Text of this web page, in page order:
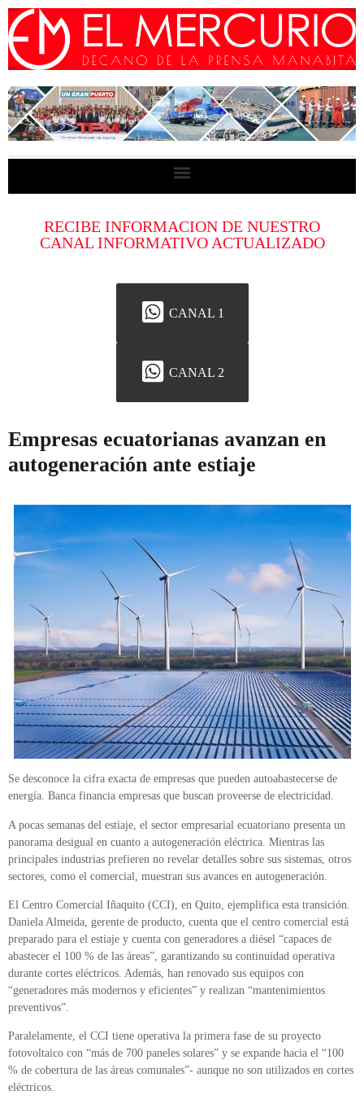
RECIBE INFORMACION DE NUESTRO
CANAL INFORMATIVO ACTUALIZADO
CANAL 1
CANAL 2
Empresas ecuatorianas avanzan en
autogeneración ante estiaje
Se desconoce la cifra exacta de empresas que pueden autoabastecerse de
energía. Banca financia empresas que buscan proveerse de electricidad.
A pocas semanas del estiaje, el sector empresarial ecuatoriano presenta un
panorama desigual en cuanto a autogeneración eléctrica. Mientras las
principales industrias prefieren no revelar detalles sobre sus sistemas, otros
sectores, como el comercial, muestran sus avances en autogeneración.
El Centro Comercial Iñaquito (CCI), en Quito, ejemplifica esta transición.
Daniela Almeida, gerente de producto, cuenta que el centro comercial está
preparado para el estiaje y cuenta con generadores a diésel “capaces de
abastecer el 100 % de las áreas”, garantizando su continuidad operativa
durante cortes eléctricos. Además, han renovado sus equipos con
“generadores más modernos y eficientes” y realizan “mantenimientos
preventivos”.
Paralelamente, el CCI tiene operativa la primera fase de su proyecto
fotovoltaico con “más de 700 paneles solares” y se expande hacia el “100
% de cobertura de las áreas comunales”- aunque no son utilizados en cortes
eléctricos.